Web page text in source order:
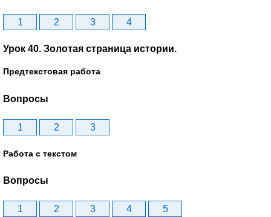
1 2 3 4
Урок 40. Золотая страница истории.
Предтекстовая работа
Вопросы
1 2 3
Работа с текстом
Вопросы
1 2 3 4 5